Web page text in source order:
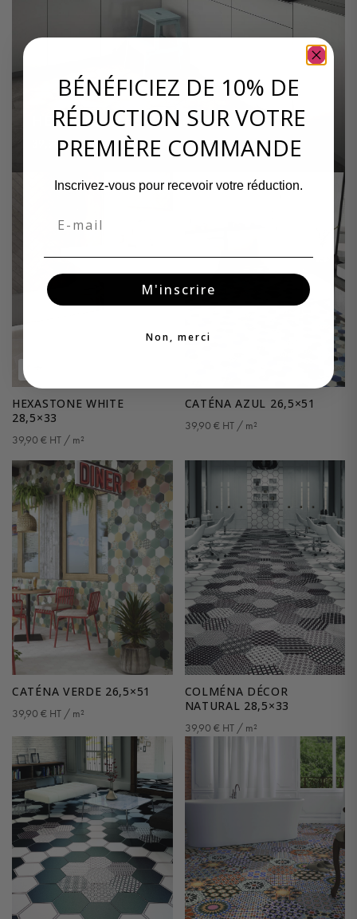
HEXASTONE GREY 28,5×33
39,90€ HT / m²
HEXASTONE WHITE
28,5×33
39,90 € HT / m²
CATÉNA AZUL 26,5×51
39,90 € HT / m²
CATÉNA VERDE 26,5×51
39,90 € HT / m²
COLMÉNA DÉCOR
NATURAL 28,5×33
39,90 € HT / m²
BÉNÉFICIEZ DE 10% DE
RÉDUCTION SUR VOTRE
PREMIÈRE COMMANDE
Inscrivez-vous pour recevoir votre réduction.
Email
M'inscrire
Non, merci